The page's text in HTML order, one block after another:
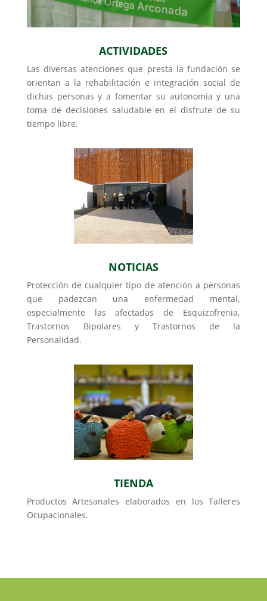
ACTIVIDADES
Las diversas atenciones que presta la fundación se
orientan a la rehabilitación e integración social de
dichas personas y a fomentar su autonomía y una
toma de decisiones saludable en el disfrute de su
tiempo libre.
NOTICIAS
Protección de cualquier tipo de atención a personas
que padezcan una enfermedad mental,
especialmente las afectadas de Esquizofrenia,
Trastornos Bipolares y Trastornos de la
Personalidad.
TIENDA
Productos Artesanales elaborados en los Talleres
Ocupacionales.